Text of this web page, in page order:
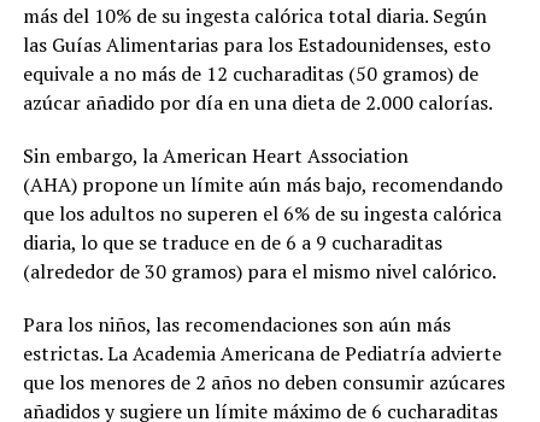
más del 10% de su ingesta calórica total diaria. Según
las Guías Alimentarias para los Estadounidenses, esto
equivale a no más de 12 cucharaditas (50 gramos) de
azúcar añadido por día en una dieta de 2.000 calorías.
Sin embargo, la American Heart Association
(AHA) propone un límite aún más bajo, recomendando
que los adultos no superen el 6% de su ingesta calórica
diaria, lo que se traduce en de 6 a 9 cucharaditas
(alrededor de 30 gramos) para el mismo nivel calórico.
Para los niños, las recomendaciones son aún más
estrictas. La Academia Americana de Pediatría advierte
que los menores de 2 años no deben consumir azúcares
añadidos y sugiere un límite máximo de 6 cucharaditas